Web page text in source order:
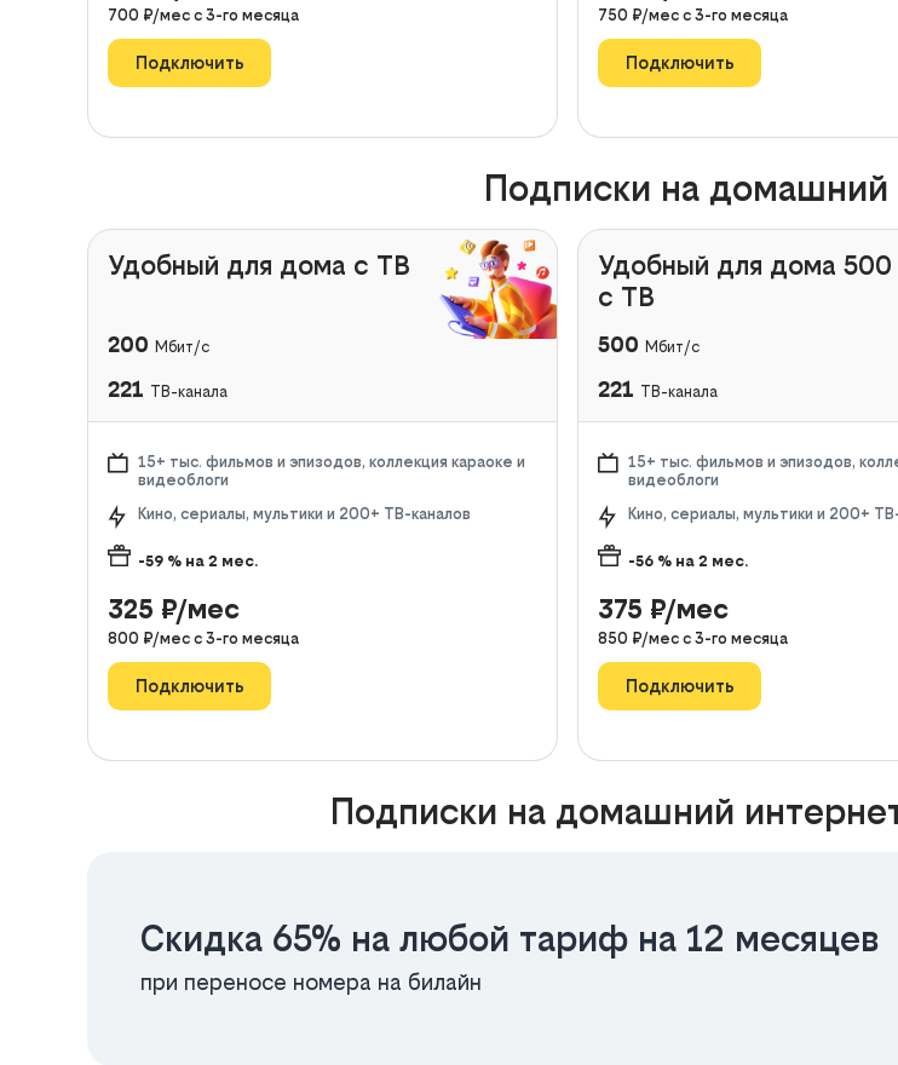
700 ₽/мес с 3-го месяца
Подключить
750 ₽/мес с3-го месяца
Подключить
Подписки на домашний
Удобный для дома с ТВ
200 Мбит/с
221 ТВ-канала
15+ тыс. фильмов и эпизодов, коллекция караоке и
видеоблоги
Кино, сериалы, мультики и 200+ ТВ-каналов
-59 % на 2 мес.
325 ₽/мес
800 ₽/мес с 3-го месяца
Подключить
Удобный для дома 500
с ТВ
500 Мбит/с
221 ТВ-канала
15+ тыс. фильмов и эпизодов,
видеоблоги
Кино, сериалы, мультики и 200+
-56 % на2 мес.
375 ₽/мес
850 ₽/мес с3-го месяца
Подключить
Подписки на домашний
Скидка 65% на любой тариф на 12 месяцев
при переносе номера на билайн